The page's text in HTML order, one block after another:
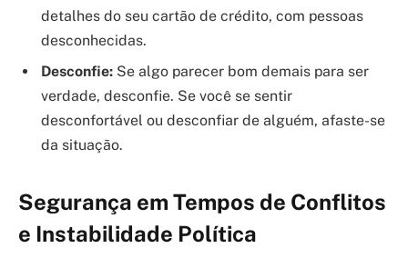
detalhes do seu cartão de crédito, com pessoas
desconhecidas.
Desconfie: Se algo parecer bom demais para ser
verdade, desconfie. Se você se sentir
desconfortável ou desconfiar de alguém, afaste-se
da situação.
Segurança em Tempos de Conflitos
e Instabilidade Política